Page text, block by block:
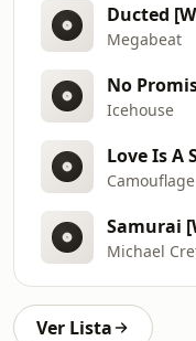
Ducted
Megabeat
No
Icehouse
Love Is A
Camouflage
Samurai
Michael
Ver Lista